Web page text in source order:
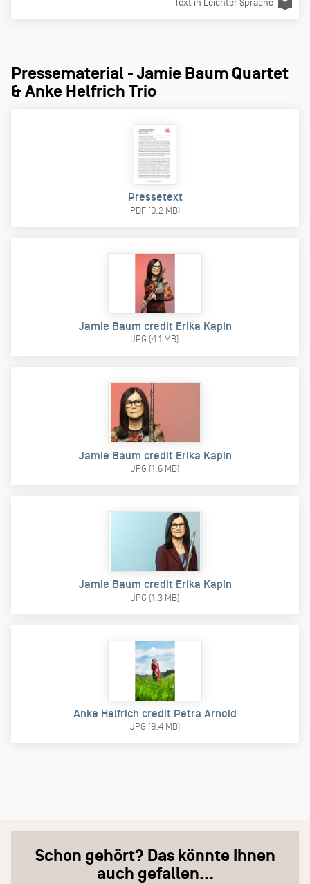
Text in Leichter Sprache
Pressematerial - Jamie Baum Quartet
& Anke Helfrich Trio
Pressetext
PDF (0.2 MB)
Jamie Baum credit Erika Kapin
JPG (4.1 MB)
Jamie Baum credit Erika Kapin
JPG (1.6 MB)
Jamie Baum credit Erika Kapin
JPG (1.3 MB)
Anke Helfrich credit Petra Arnold
JPG (9.4 MB)
Schon gehört? Das könnte Ihnen
auch gefallen...